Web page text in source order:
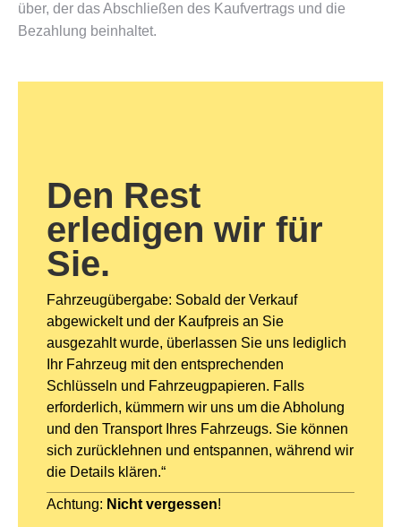
über, der das Abschließen des Kaufvertrags und die
Bezahlung beinhaltet.
Den Rest
erledigen wir für
Sie.
Fahrzeugübergabe: Sobald der Verkauf
abgewickelt und der Kaufpreis an Sie
ausgezahlt wurde, überlassen Sie uns lediglich
Ihr Fahrzeug mit den entsprechenden
Schlüsseln und Fahrzeugpapieren. Falls
erforderlich, kümmern wir uns um die Abholung
und den Transport Ihres Fahrzeugs. Sie können
sich zurücklehnen und entspannen, während wir
die Details klären.“
Achtung: Nicht vergessen!